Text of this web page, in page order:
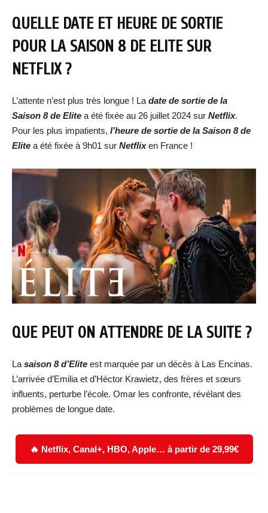
QUELLE DATE ET HEURE DE SORTIE
POUR LA SAISON 8 DE ELITE SUR
NETFLIX ?
L’attente n’est plus très longue ! La date de sortie de la
Saison 8 de Elite a été fixée au 26 juillet 2024 sur Netflix.
Pour les plus impatients, l’heure de sortie de la Saison 8 de
Elite a été fixée à 9h01 sur Netflixen France !
QUE PEUT ON ATTENDRE DE LA SUITE ?
La saison 8 d’Elite est marquée par un décès à Las Encinas.
L’arrivée d’Emilia et d’Héctor Krawietz, des frères et sœurs
influents, perturbe l’école. Omar les confronte, révélant des
problèmes de longue date.
🔥 Netflix, Canal+, HBO, Apple… à partir de 29,99€